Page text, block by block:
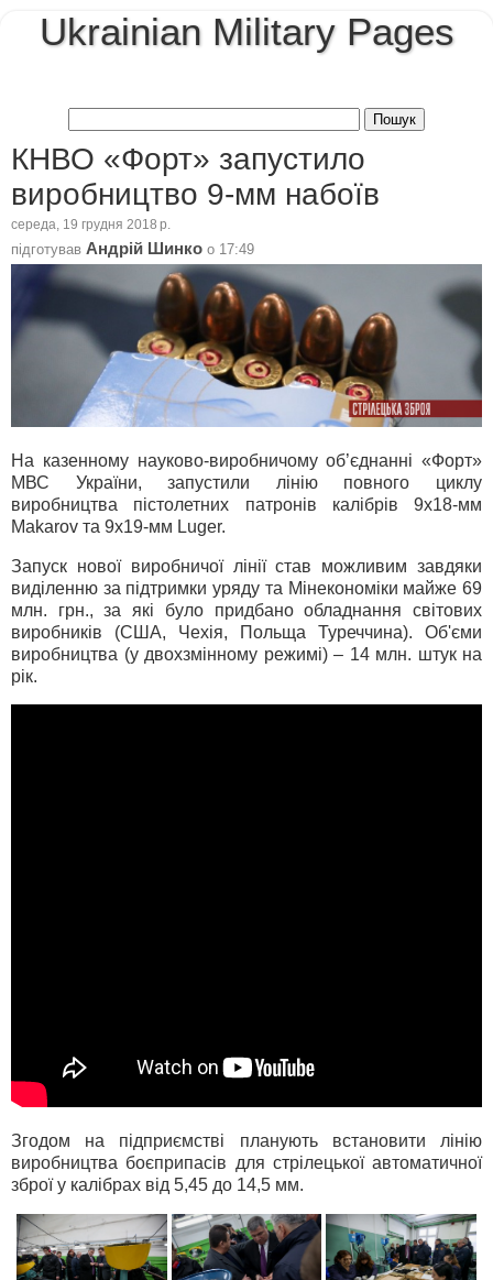
Ukrainian Military Pages
КНВО «Форт» запустило
виробництво 9-мм набоїв
середа, 19 грудня 2018 р.
підготував Андрій Шинко о 17:49
На казенному науково-виробничому об’єднанні «Форт»
МВС України, запустили лінію повного циклу
виробництва пістолетних патронів калібрів 9х18-мм
Makarov та 9х19-мм Luger.
Запуск нової виробничої лінії став можливим завдяки
виділенню за підтримки уряду та Мінекономіки майже 69
млн. грн., за які було придбано обладнання світових
виробників (США, Чехія, Польща Туреччина). Об'єми
виробництва (у двохзмінному режимі) – 14 млн. штук на
рік.
Згодом на підприємстві планують встановити лінію
виробництва боєприпасів для стрілецької автоматичної
зброї у калібрах від 5,45 до 14,5 мм.